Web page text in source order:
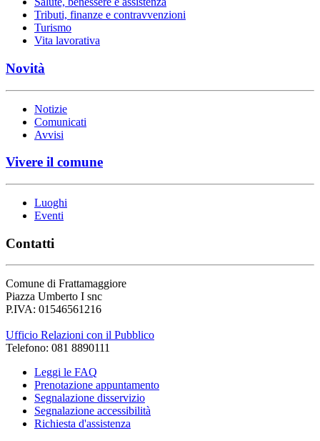
Tributi, finanze e contravvenzioni
Turismo
Vita lavorativa
Novità
Notizie
Comunicati
Avvisi
Vivere il comune
Luoghi
Eventi
Contatti
Comune di Frattamaggiore
Piazza Umberto I snc
P.IVA: 01546561216
Ufficio Relazioni con il Pubblico
Telefono: 081 8890111
Leggi le FAQ
Prenotazione appuntamento
Segnalazione disservizio
Segnalazione accessibilità
Richiesta d'assistenza